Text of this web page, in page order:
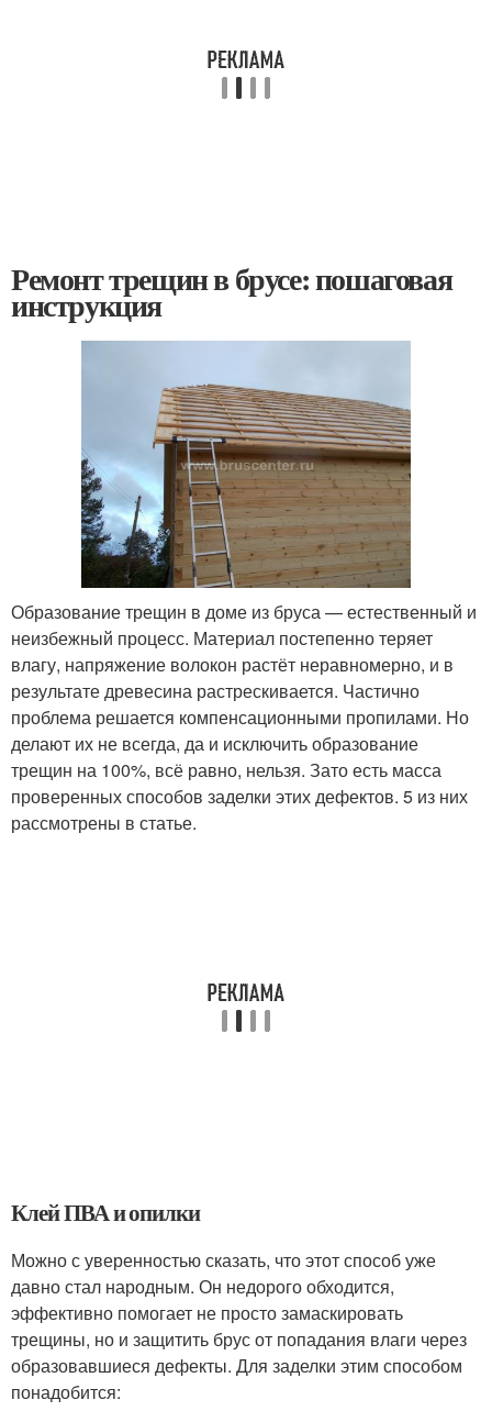
Ремонт трещин в брусе: пошаговая
инструкция
Образование трещин в доме из бруса — естественный и
неизбежный процесс. Материал постепенно теряет
влагу, напряжение волокон растёт неравномерно, и в
результате древесина растрескивается. Частично
проблема решается компенсационными пропилами. Но
делают их не всегда, да и исключить образование
трещин на 100%, всё равно, нельзя. Зато есть масса
проверенных способов заделки этих дефектов. 5 из них
рассмотрены в статье.
Клей ПВА и опилки
Можно с уверенностью сказать, что этот способ уже
давно стал народным. Он недорого обходится,
эффективно помогает не просто замаскировать
трещины, но и защитить брус от попадания влаги через
образовавшиеся дефекты. Для заделки этим способом
понадобится: